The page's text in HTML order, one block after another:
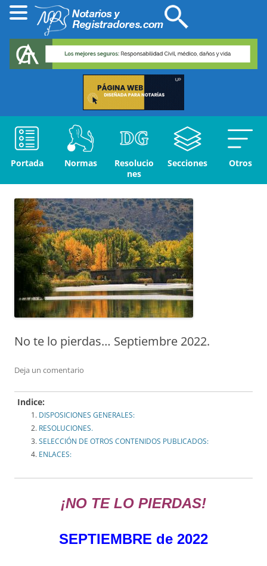
Portada Normas
Resolucio
nes
Secciones Otros
No te lo pierdas… Septiembre 2022.
Deja un comentario
Indice:
DISPOSICIONES GENERALES:
RESOLUCIONES.
SELECCIÓN DE OTROS CONTENIDOS PUBLICADOS:
ENLACES:
¡NO TE LO PIERDAS!
SEPTIEMBRE de 2022